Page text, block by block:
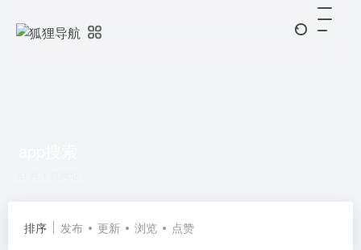
排序 发布 更新 浏览 点赞